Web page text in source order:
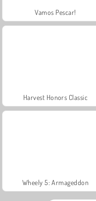
Vamos Pescar!
Harvest Honors Classic
Wheely 5: Armageddon